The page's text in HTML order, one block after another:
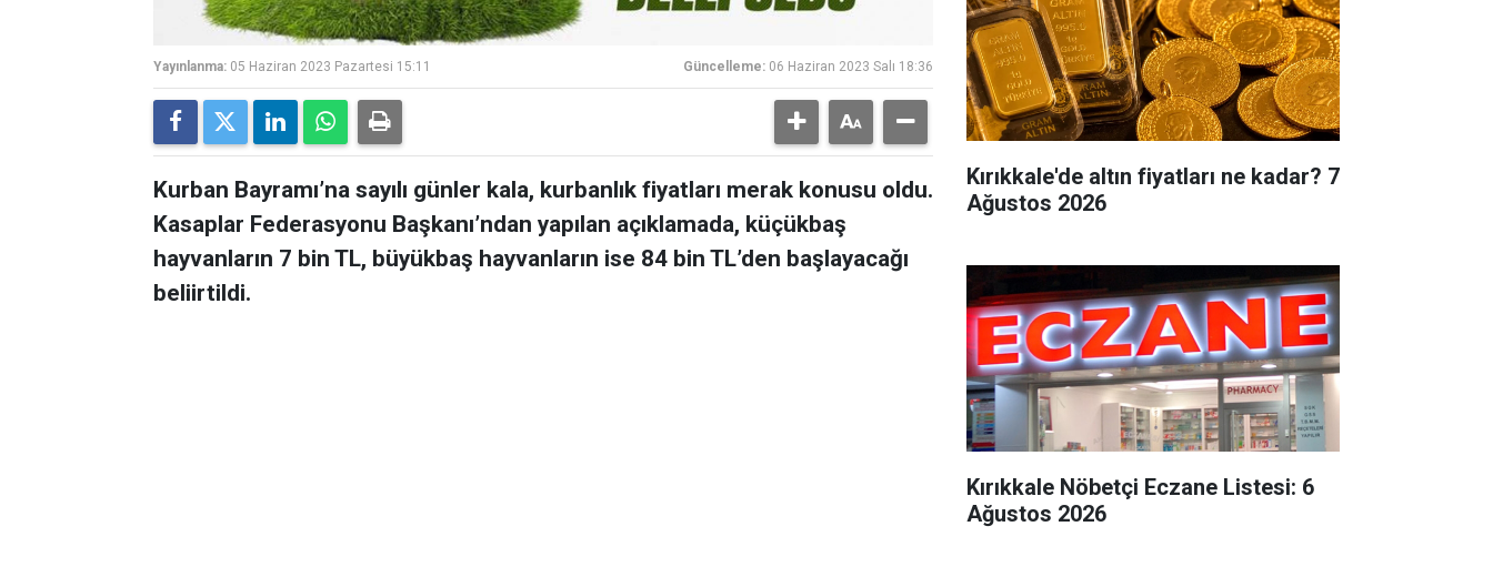
Yayınlanma: 05 Haziran 2023 Pazartesi 15:11 Güncelleme: 06 Haziran 2023 Salı 18:36
Kurban Bayramı’na sayılı günler kala, kurbanlık fiyatları merak konusu oldu.
Kasaplar Federasyonu Başkanı’ndan yapılan açıklamada, küçükbaş
hayvanların 7 bin TL, büyükbaş hayvanların ise 84 bin TL’den başlayacağı
beliirtildi.
Kırıkkale'de altın fiyatları ne kadar? 7
Ağustos 2026
Kırıkkale Nöbetçi Eczane Listesi: 6
Ağustos 2026